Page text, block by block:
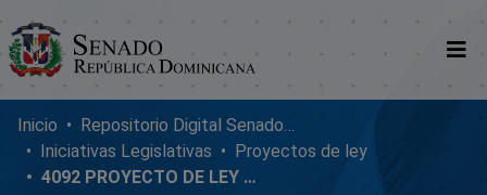
Comunidades
Glosario
Inicio
Repositorio Digital SenadoRD
Iniciativas Legislativas
Proyectos de ley
4092 PROYECTO DE LEY QUE CREA EL INDETUR